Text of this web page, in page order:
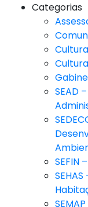
Categorias
Cultura
SEAD
SEFIN